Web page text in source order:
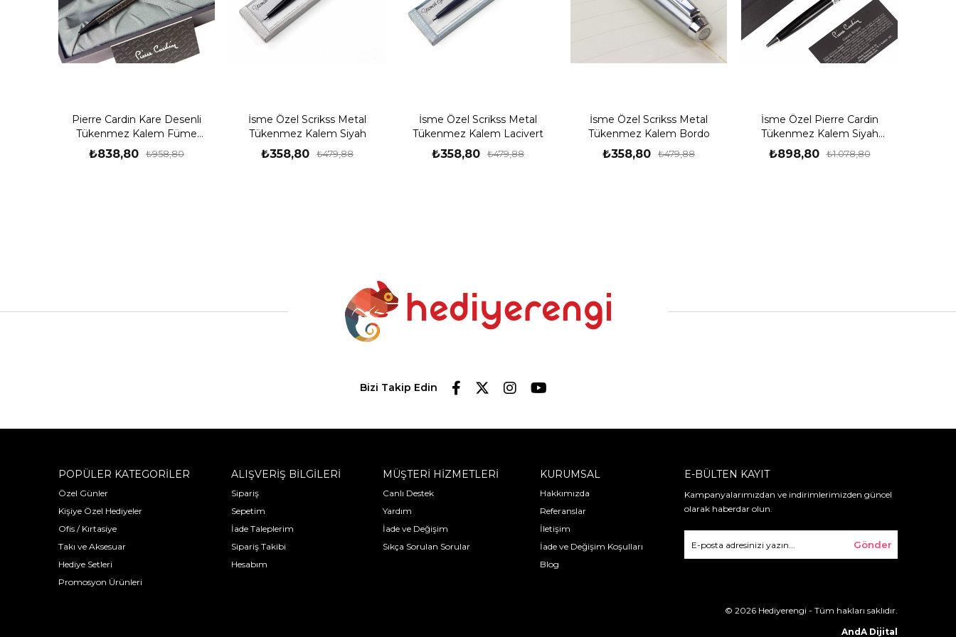
Pierre Cardin Kare Desenli
Tükenmez Kalem Füme
PC581
₺838,80 ₺958,80
İsme Özel Scrikss Metal
Tükenmez Kalem Siyah
₺358,80 ₺479,88
İsme Özel Scrikss Metal
Tükenmez Kalem Lacivert
₺358,80 ₺479,88
İsme Özel Scrikss Metal
Tükenmez Kalem Bordo
₺358,80 ₺479,88
İsme Özel Pierre Cardin
Tükenmez Kalem Siyah
PC141
₺898,80 ₺1.078,80
Bizi Takip Edin
POPÜLER KATEGORİLER
Özel Günler
Kişiye Özel Hediyeler
Ofis / Kırtasiye
Takı ve Aksesuar
Hediye Setleri
Promosyon Ürünleri
ALIŞVERİŞ BİLGİLERİ
Sipariş
Sepetim
İade Taleplerim
Sipariş Takibi
Hesabım
MÜŞTERİ HİZMETLERİ
Canlı Destek
Yardım
İade ve Değişim
Sıkça Sorulan Sorular
KURUMSAL
Hakkımızda
Referanslar
İletişim
İade ve Değişim Koşulları
Blog
E-BÜLTEN KAYIT
Kampanyalarımızdan ve indirimlerimizden güncel
olarak haberdar olun.
Gönder
© 2026 Hediyerengi - Tüm hakları saklıdır.
AndA Dijital